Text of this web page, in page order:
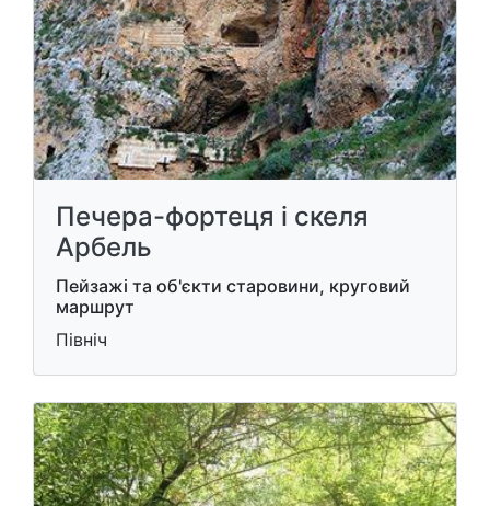
Печера-фортеця і скеля
Арбель
Пейзажі та об'єкти старовини, круговий
маршрут
Північ